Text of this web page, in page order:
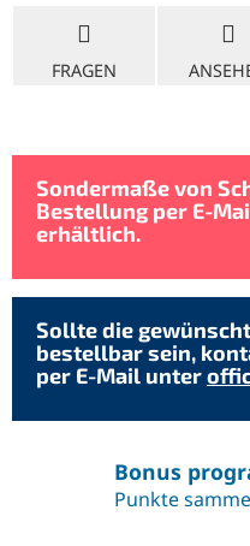
FRAGEN
Sondermaße von
Bestellung per E-
erhältlich.
Sollte die
bestellbar sein,
per E-Mail unter
Bonus
Punkte